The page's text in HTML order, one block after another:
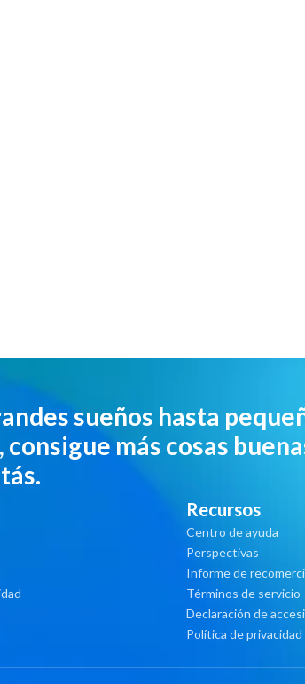
sueños hasta
más cosas
Recursos
Centro de ayuda
Perspectivas
Informe de
Términos de servicio
Declaración de
Política de privacidad